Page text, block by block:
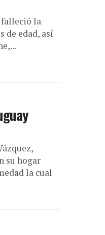
falleció la
de edad, así
su hogar
la cual